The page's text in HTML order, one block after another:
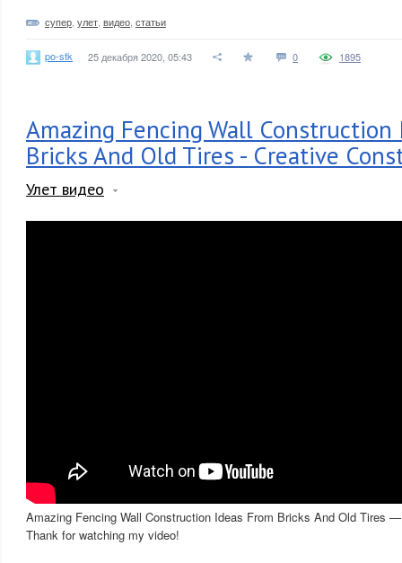
супер улет видео статьи
po-stk 25 декабря 2020, 05:43 0 1895
Amazing Fencing Wall Construction
Bricks And Old Tires - Creative
Улет видео
Amazing Fencing Wall Construction Ideas From Bricks And Old Tires
Thank for watching my video!